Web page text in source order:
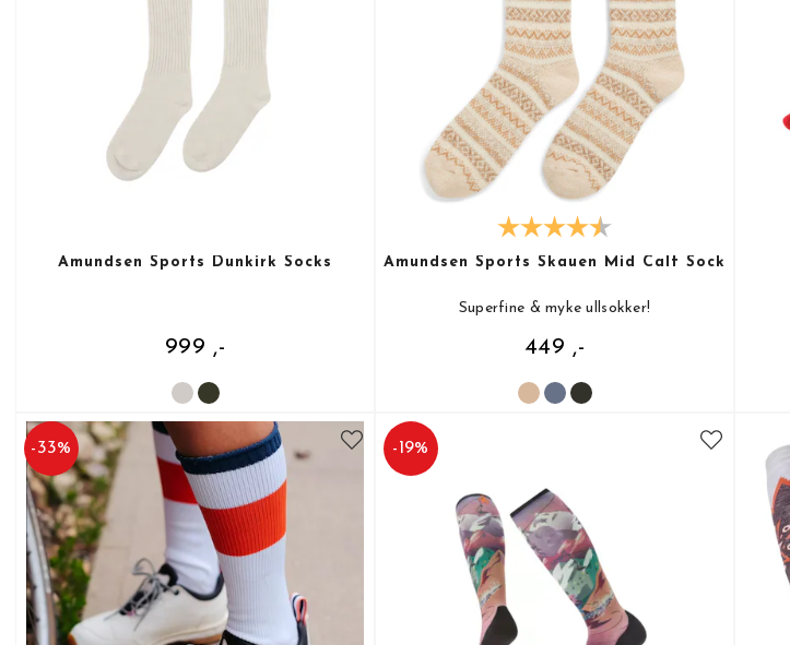
Amundsen Sports Dunkirk Socks
999 ,-
Amundsen Sports Skauen Mid Calf Sock
Superfine & myke ullsokker!
449 ,-
-33% -19%